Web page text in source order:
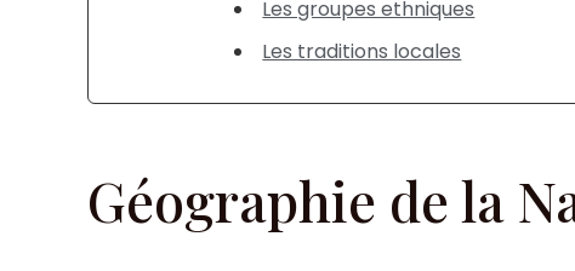
Les groupes ethniques
Les traditions locales
Géographie de la